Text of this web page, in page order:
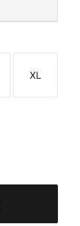
Taille
XL